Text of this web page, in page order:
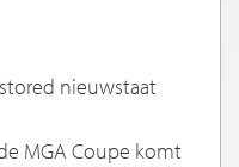
nieuwstaat
MGA Coupe komt